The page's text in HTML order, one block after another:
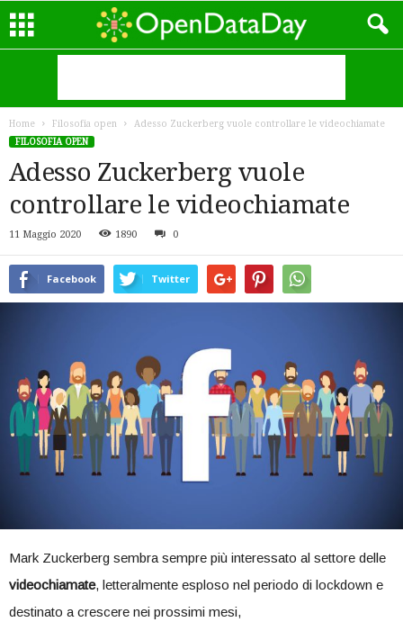
Home Filosofia open
Adesso Zuckerberg vuole controllare le videochiamate
FILOSOFIA OPEN
Adesso Zuckerberg vuole
controllare le videochiamate
11 Maggio 2020 1890 0
Facebook Twitter
Mark Zuckerberg sembra sempre più interessato al settore delle
videochiamate, letteralmente esploso nel periodo di lockdown e
destinato a crescere nei prossimi mesi,